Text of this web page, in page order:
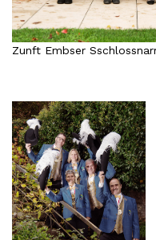
Zunft Embser